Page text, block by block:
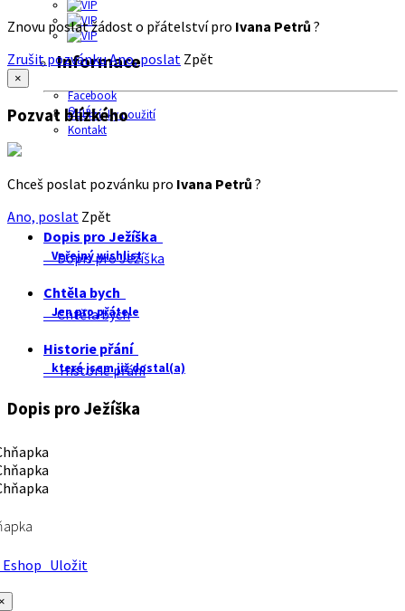
Informace
Facebook
O nás
Podmínky použití
Kontakt
Znovu poslat žádost o přátelství pro Ivana Petrů ?
Zrušit pozvánkuAno, poslat Zpět
×
Pozvat blízkého
Chceš poslat pozvánku pro Ivana Petrů ?
Ano, poslat Zpět
Dopis pro Ježíška
Veřejný wishlist
Dopis pro Ježíška
Chtěla bych
Jen pro přátele
Chtěla bych
Historie přání
které jsem již dostal(a)
Historie přání
Dopis pro Ježíška
Uložit